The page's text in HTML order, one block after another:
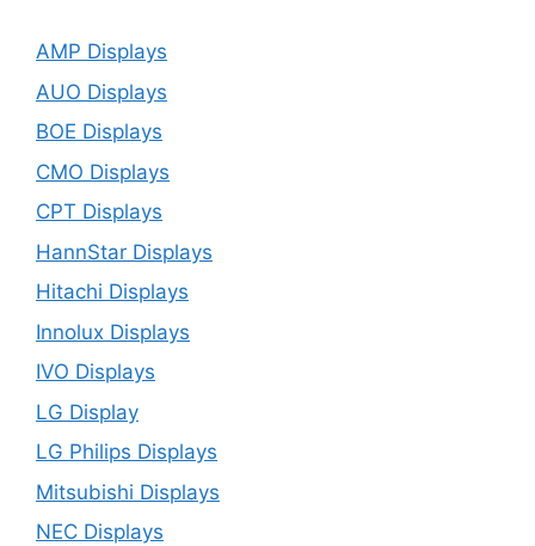
AMP Displays
AUO Displays
BOE Displays
CMO Displays
CPT Displays
HannStar Displays
Hitachi Displays
Innolux Displays
IVO Displays
LG Display
LG Philips Displays
Mitsubishi Displays
NEC Displays